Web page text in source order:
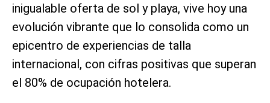
inigualable oferta de sol y playa, vive hoy una
evolución vibrante que lo consolida como un
epicentro de experiencias de talla
internacional, con cifras positivas que superan
el 80% de ocupación hotelera.